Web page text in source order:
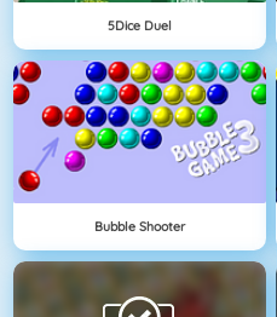
5Dice Duel
Bubble Shooter